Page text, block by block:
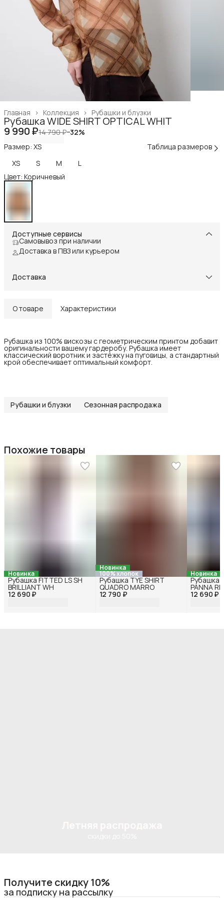
Рубашки и блузки
Коллекция ›
Главная ›
Рубашка WIDE SHIRT OPTICAL WHIT
9 990 ₽14 790 ₽−32%
Размер: XS
Таблица размеров
XS
S M
L
Цвет: Коричневый
Доступные сервисы
Самовывоз при наличии
Доставка в ПВЗ или курьером
Доставка
О товаре Характеристики
Рубашка из 100% вискозы с геометрическим принтом добавит
оригинальности вашему гардеробу. Рубашка имеет
классический воротник и застёжку на пуговицы, а стандартный
крой обеспечивает оптимальный комфорт.
Рубашки и блузки Сезонная распродажа
Похожие товары
Новинка
12 690 ₽
Рубашка FITTED LS SH
BRILLIANT WH
Новинка
100% хлопок
12 790 ₽
Рубашка TYE SHIRT
QUADRO MARRO
Новинка
12 690 ₽
Рубашка
PANNA
Получите скидку 10%
за подписку на рассылку